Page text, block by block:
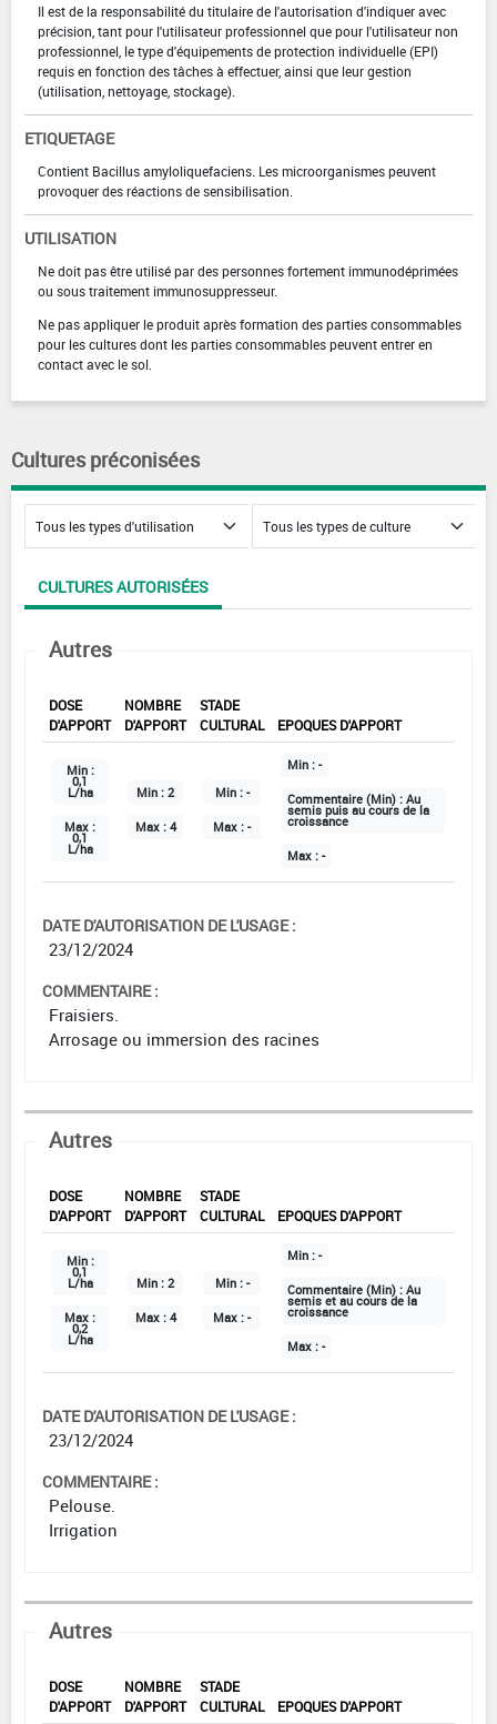
Il est de la responsabilité du titulaire de l'autorisation d'indiquer avec
précision, tant pour l'utilisateur professionnel que pour l'utilisateur non
professionnel, le type d'équipements de protection individuelle (EPI)
requis en fonction des tâches à effectuer, ainsi que leur gestion
(utilisation, nettoyage, stockage).
ETIQUETAGE
Contient Bacillus amyloliquefaciens. Les microorganismes peuvent
provoquer des réactions de sensibilisation.
UTILISATION
Ne doit pas être utilisé par des personnes fortement immunodéprimées
ou sous traitement immunosuppresseur.
Ne pas appliquer le produit après formation des parties consommables
pour les cultures dont les parties consommables peuvent entrer en
contact avec le sol.
Cultures préconisées
CULTURES AUTORISÉES
Autres
DOSE
D'APPORT
NOMBRE
D'APPORT
STADE
CULTURAL
EPOQUES D'APPORT
Min :
0,1
L/ha
Max :
0,1
L/ha
Min : 2
Max : 4
Min : -
Max : -
Min : -
Commentaire (Min) : Au
semis puis au cours de la
croissance
Max : -
DATE D'AUTORISATION DE L'USAGE :
23/12/2024
COMMENTAIRE :
Fraisiers.
Arrosage ou immersion des racines
Autres
DOSE
D'APPORT
NOMBRE
D'APPORT
STADE
CULTURAL
EPOQUES D'APPORT
Min :
0,1
L/ha
Max :
0,2
L/ha
Min : 2
Max : 4
Min : -
Max : -
Min : -
Commentaire (Min) : Au
semis et au cours de la
croissance
Max : -
DATE D'AUTORISATION DE L'USAGE :
23/12/2024
COMMENTAIRE :
Pelouse.
Irrigation
Autres
DOSE
D'APPORT
NOMBRE
D'APPORT
STADE
CULTURAL
EPOQUES D'APPORT